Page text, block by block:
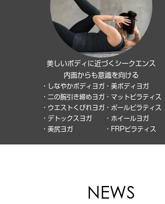
美しいボディに近づくシークエンス
内面からも意識を向ける
・しなやかボディヨガ
・二の腕引き締めヨガ
・ウエストくびれヨガ
・デトックスヨガ
・美尻ヨガ
・美ボディヨガ
・マットピラティス
・ポールピラティス
・ホイールヨガ
・FRPピラティス
NEWS